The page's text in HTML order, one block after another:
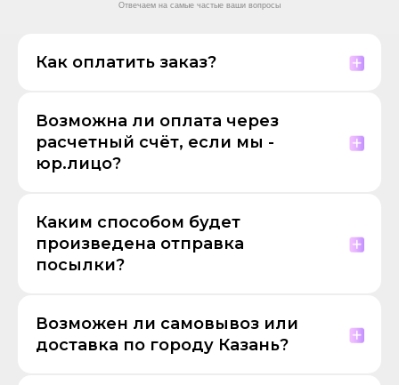
Отвечаем на самые частые ваши вопросы
Как оплатить заказ?
Возможна ли оплата через
расчетный счёт, если мы -
юр.лицо?
Каким способом будет
произведена отправка
посылки?
Возможен ли самовывоз или
доставка по городу Казань?